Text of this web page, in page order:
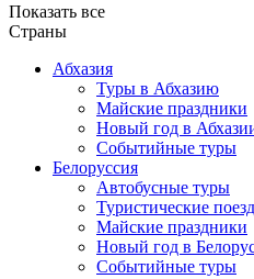
Показать все
Страны
Абхазия
Туры в Абхазию
Майские праздники
Новый год в
Событийные туры
Белоруссия
Автобусные туры
Туристические
Майские праздники
Новый год в
Событийные туры